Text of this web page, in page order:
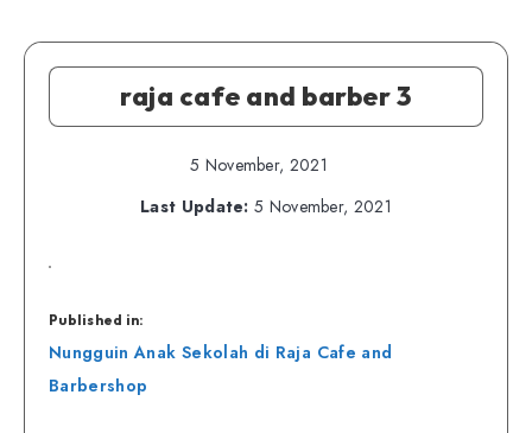
raja cafe and barber 3
5 November, 2021
Last Update: 5 November, 2021
Published in:
Navigasi
pos
Nungguin Anak Sekolah di Raja Cafe and
Barbershop